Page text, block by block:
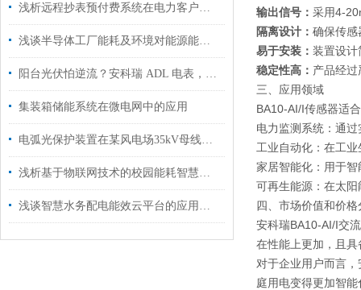
浅析远程抄表预付费系统在电力客户管理方面的应用
浅谈半导体工厂能耗及环境对能源能耗的影响
阳台光伏怕逆流？安科瑞 ADL 电表，户用光储合规省电费的核心！
集装箱储能系统在微电网中的应用
电弧光保护装置在某风电场35kV母线的应用
浅析基于物联网技术的校园能耗智慧监控平台的设计及应用
浅谈智慧水务配电能效云平台的应用与发展
输出信号： 采用4-
隔离设计： 确保传感
易于安装： 装置设计
稳定性高： 产品经
三、应用领域
BA10-AI/I传感器适
电力监测系统：通
工业自动化：在工
家居智能化：用于
可再生能源：在太
四、市场价值和价格
安科瑞BA10-AI/I交
在性能上更加，且
对于企业用户而言
庭用电变得更加智